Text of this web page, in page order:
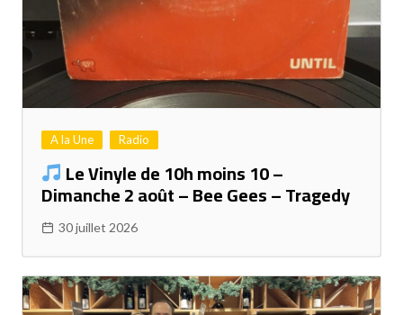
A la Une Radio
Le Vinyle de 10h moins 10 –
Dimanche 2 août – Bee Gees – Tragedy
30 juillet 2026